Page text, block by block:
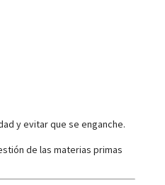
y evitar que se enganche.
de las materias primas